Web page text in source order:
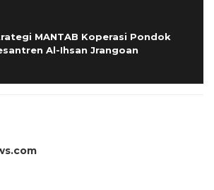
MANTAB Koperasi Pondok
Al-Ihsan Jrangoan